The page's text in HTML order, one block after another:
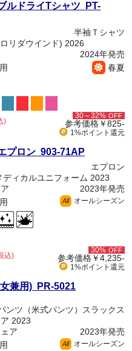
ルドライTシャツ PT-
半袖Ｔシャツ
リダウインド) 2026
2024年発売
春夏
)
30～32% OFF
参考価格￥825-
1%ポイント 還元
プロン 903-71AP
エプロン
ディカルユニフォーム 2023
2023年発売
All オールシーズン
込)
30% OFF
参考価格￥4,235-
1%ポイント 還元
兼用) PR-5021
ンツ（米式パンツ）スラックス
2023
ア
2023年発売
All オールシーズン